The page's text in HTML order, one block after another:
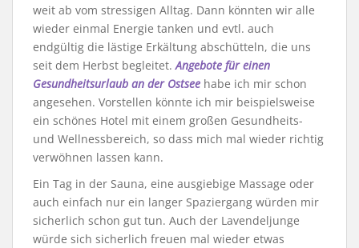
weit ab vom stressigen Alltag. Dann könnten wir alle
wieder einmal Energie tanken und evtl. auch
endgültig die lästige Erkältung abschütteln, die uns
seit dem Herbst begleitet.Angebote für einen
Gesundheitsurlaub an der Ostsee habe ich mir schon
angesehen. Vorstellen könnte ich mir beispielsweise
ein schönes Hotel mit einem großen Gesundheits-
und Wellnessbereich, so dass mich mal wieder richtig
verwöhnen lassen kann.
Ein Tag in der Sauna, eine ausgiebige Massage oder
auch einfach nur ein langer Spaziergang würden mir
sicherlich schon gut tun. Auch der Lavendeljunge
würde sich sicherlich freuen mal wieder etwas